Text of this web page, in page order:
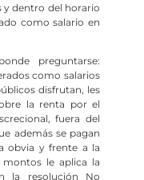
y dentro del horario
como salario en
preguntarse:
como salarios
disfrutan, les
la renta por el
fuera del
además se pagan
obvia y frente a la
le aplica la
la resolución No